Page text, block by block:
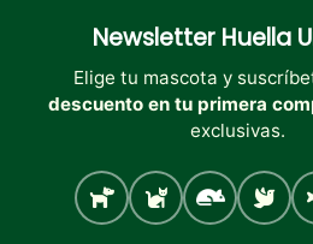
Newsletter Huella
Elige tu mascota y
descuento en tu primera
exclusivas.
Perro Gato Roedores
Aves